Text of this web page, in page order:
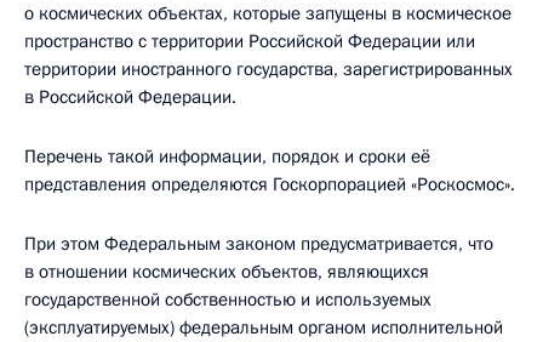
о космических объектах, которые запущены в космическое
пространство с территории Российской Федерации или
территории иностранного государства, зарегистрированных
в Российской Федерации.
Перечень такой информации, порядок и сроки её
представления определяются Госкорпорацией «Роскосмос».
При этом Федеральным законом предусматривается, что
в отношении космических объектов, являющихся
государственной собственностью и используемых
(эксплуатируемых) федеральным органом исполнительной